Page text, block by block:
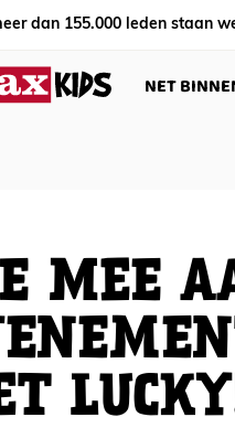
dan 155.000 leden staan
NET
MEE